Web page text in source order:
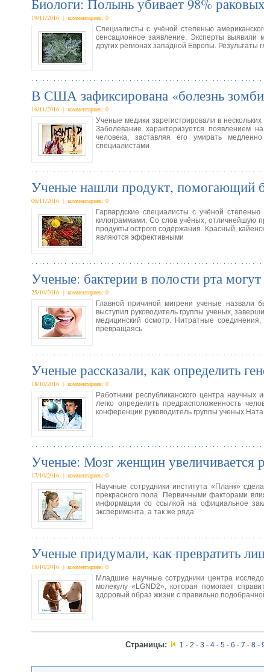
Биологи: Полынь убивает 98%
19/11/2016 | комментариев: 0
Специалисты с учёной степенью
сенсационное заявление. Эксперты
других регионах западной Европы. Результаты
В США зафиксирована «болезнь
16/11/2016 | комментариев: 0
Ученые медики зарегистрировали в
Заболевание характеризуется появлением
человека, заставляя его умирать
специалистами
Ученые нашли продукт, помогающий
06/11/2016 | комментариев: 0
Гарвардские специалисты с учёной
килограммами. Со слов учёных, отличнейшую
продукты острого содержания. Красный,
являются эффективными
Ученые: бактерии в полости рта
25/10/2016 | комментариев: 0
Главной причиной мигрени ученые назвали
выступил руководитель группы ученых,
медицинский осмотр. Нитратные
превращаясь
Ученые рассказали, как определить
18/10/2016 | комментариев: 0
Работники республиканского центра
легко определить предрасположенность
конференции руководитель группы ученых
Ученые: Мозг женщин увеличивается
17/10/2016 | комментариев: 0
Научные сотрудники института «Планк»
прекрасного пола. Первичными факторами
информации со ссылкой на официальное
эксперимента, а так же ряда
Ученые придумали, как превратить
15/10/2016 | комментариев: 0
Младшие научные сотрудники центра
молекулу «LGND2», которая помогает
здоровый образ жизни с правильно
Страницы: 1 - 2 - 3 - 4 - 5 - 6 - 7 - 8 -